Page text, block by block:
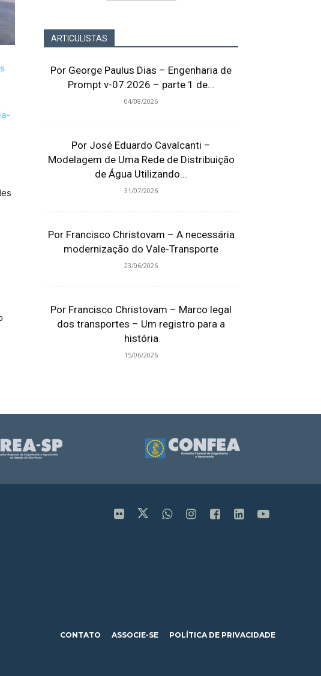
ARTICULISTAS
Por George Paulus Dias – Engenharia de
Prompt v-07.2026 – parte 1 de...
04/08/2026
Por José Eduardo Cavalcanti –
Modelagem de Uma Rede de Distribuição
de Água Utilizando...
31/07/2026
Por Francisco Christovam – A necessária
modernização do Vale-Transporte
23/06/2026
Por Francisco Christovam – Marco legal
dos transportes – Um registro para a
história
15/06/2026
CONTATO ASSOCIE-SE POLÍTICA DE PRIVACIDADE